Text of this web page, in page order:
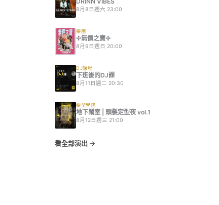
8月8日週六 23:00
樂團
✢無價之寶✢
8月9日週日 20:00
DJ課程
下班後的DJ課
8月11日週二 20:30
髮型學院
地下鬧室 | 頭髮定型夜 vol.1
8月12日週三 21:00
看全部演出 →